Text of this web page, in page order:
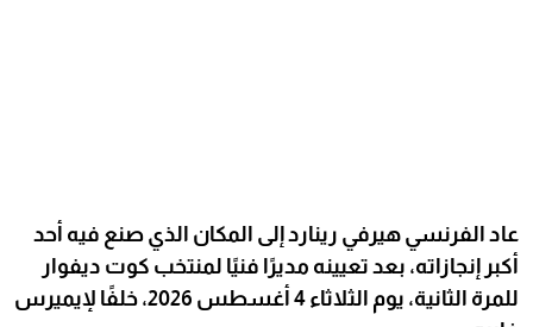
عاد الفرنسي هيرفي رينارد إلى المكان الذي صنع فيه أحد
أكبر إنجازاته، بعد تعيينه مديرًا فنيًا لمنتخب كوت ديفوار
للمرة الثانية، يوم الثلاثاء 4 أغسطس 2026، خلفًا لإيميرس